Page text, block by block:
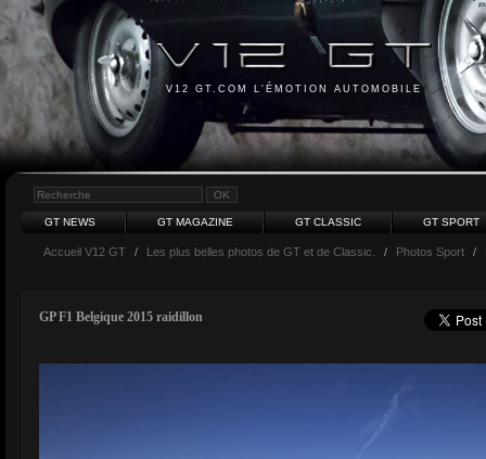
V12 GT.COM L'ÉMOTION AUTOMOBILE
GT NEWS GT MAGAZINE GT CLASSIC GT SPORT
Accueil V12 GT / Les plus belles photos de GT et de Classic. / Photos Sport /
GP F1 Belgique 2015 raidillon